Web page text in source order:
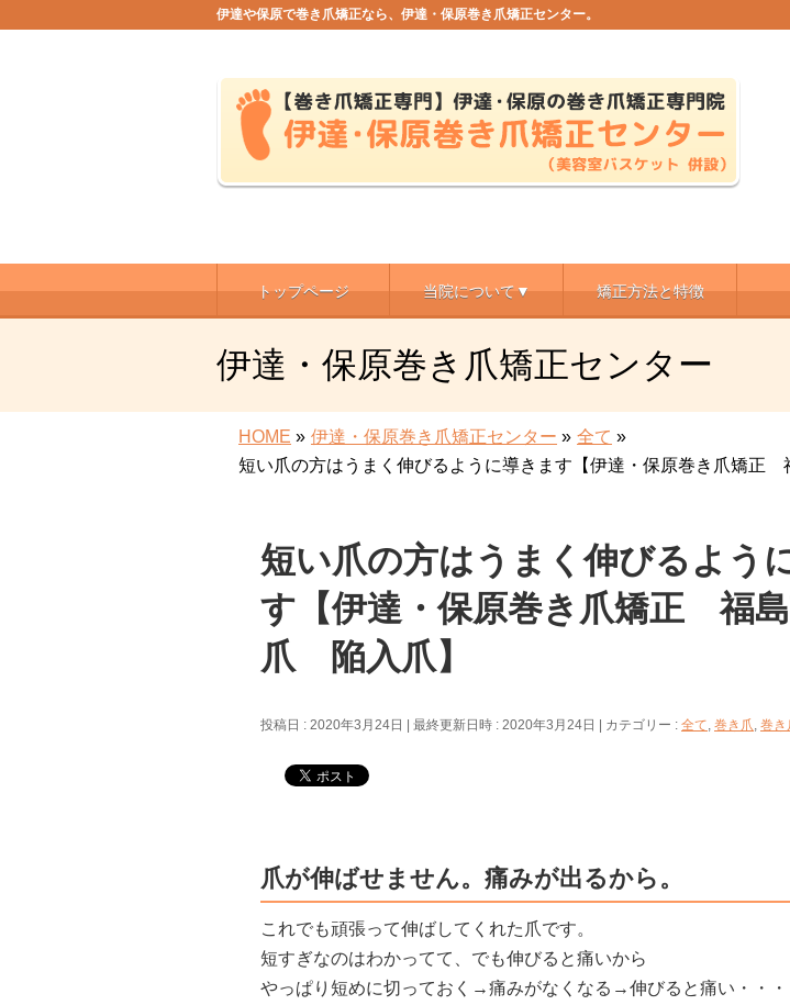
伊達や保原で巻き爪矯正なら、伊達・保原巻き爪矯正センター。
トップページ 当院について▼ 矯正方法と特徴
伊達・保原巻き爪矯正センター
HOME » 伊達・保原巻き爪矯正センター » 全て »
短い爪の方はうまく伸びるように導きます【伊達・保原巻き爪矯正
短い爪の方はうまく伸びるよう
す【伊達・保原巻き爪矯正 福
爪 陥入爪】
投稿日 : 2020年3月24日 最終更新日時 : 2020年3月24日 カテゴリー : 全て, 巻き爪, 巻き
爪が伸ばせません。痛みが出るから。
これでも頑張って伸ばしてくれた爪です。
短すぎなのはわかってて、でも伸びると痛いから
やっぱり短めに切っておく→痛みがなくなる→伸びると痛い・・・